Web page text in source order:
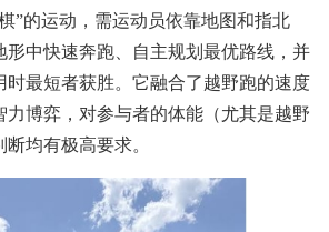
”的运动，需运动员依靠地图和指北
形中快速奔跑、自主规划最优路线，并
时最短者获胜。它融合了越野跑的速度
力博弈，对参与者的体能（尤其是越野
均有极高要求。